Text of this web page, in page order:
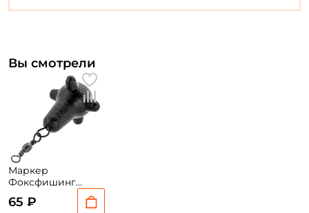
Вы смотрели
Маркер
Фоксфишинг
(цвет рандомный)
100гр.
65 ₽